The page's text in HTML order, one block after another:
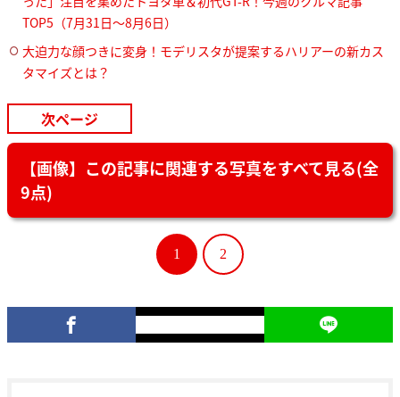
TOP5（7月31日〜8月6日）
大迫力な顔つきに変身！モデリスタが提案するハリアーの新カス
タマイズとは？
次ページ
【画像】この記事に関連する写真をすべて見る(全
9点)
1 2